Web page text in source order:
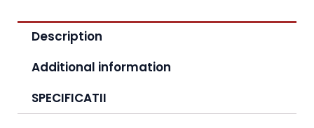
Description
Additional information
SPECIFICATII